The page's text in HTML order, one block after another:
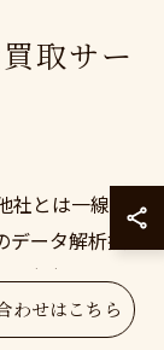
取サー
とは一線を
ータ解析技
で把握し、正
、顧客は最適
わせはこちら